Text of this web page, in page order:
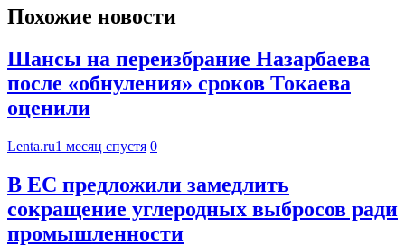
Похожие новости
Шансы на переизбрание Назарбаева
после «обнуления» сроков Токаева
оценили
Lenta.ru1 месяц спустя 0
В ЕС предложили замедлить
сокращение углеродных выбросов ради
промышленности